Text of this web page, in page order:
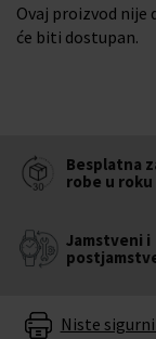
Ovaj proizvod nije
će biti dostupan.
Besplatna
robe u roku
Jamstveni i
Niste